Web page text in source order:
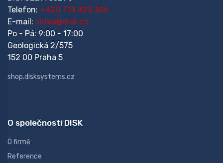
Telefon: +420 774 425 306
E-mail: video@disk.cz
Po - Pá: 9:00 - 17:00
Geologická 2/575
152 00 Praha 5
shop.disksystems.cz
O společnosti DISK
O firmě
Reference